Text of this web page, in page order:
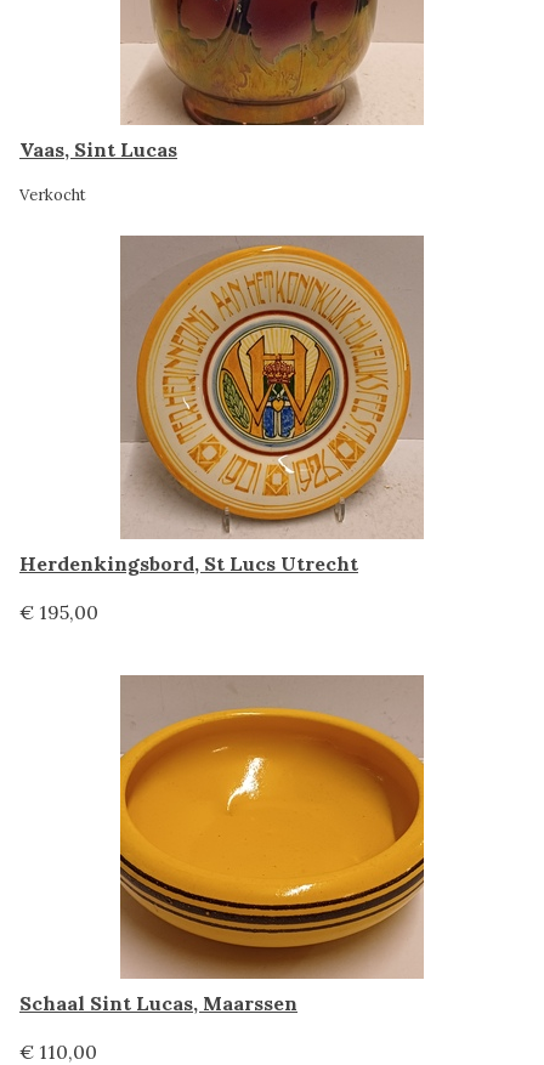
Vaas, Sint Lucas
Verkocht
Herdenkingsbord, St Lucs Utrecht
€ 195,00
Schaal Sint Lucas, Maarssen
€ 110,00